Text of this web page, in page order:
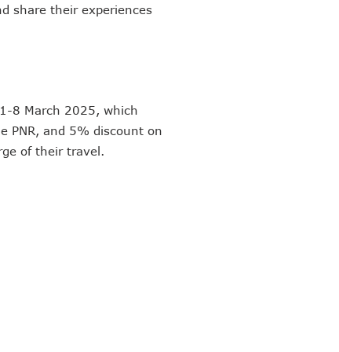
share their experiences
8 March 2025, which
PNR, and 5% discount on
of their travel.